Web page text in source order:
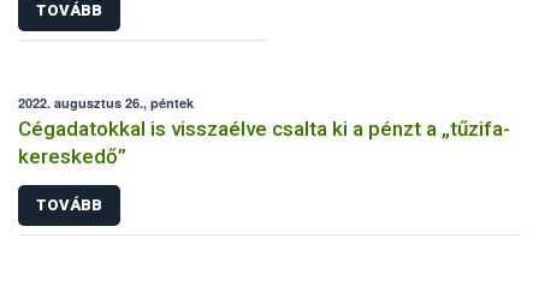
TOVÁBB
2022. augusztus 26., péntek
Cégadatokkal is visszaélve csalta ki a pénzt a „tűzifa-
kereskedő”
TOVÁBB